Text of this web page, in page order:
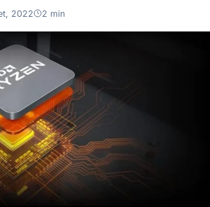
2022 2 min